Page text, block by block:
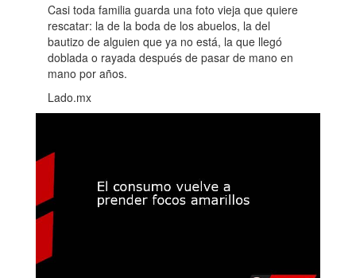
Casi toda familia guarda una foto vieja que quiere
rescatar: la de la boda de los abuelos, la del
bautizo de alguien que ya no está, la que llegó
doblada o rayada después de pasar de mano en
mano por años.
Lado.mx